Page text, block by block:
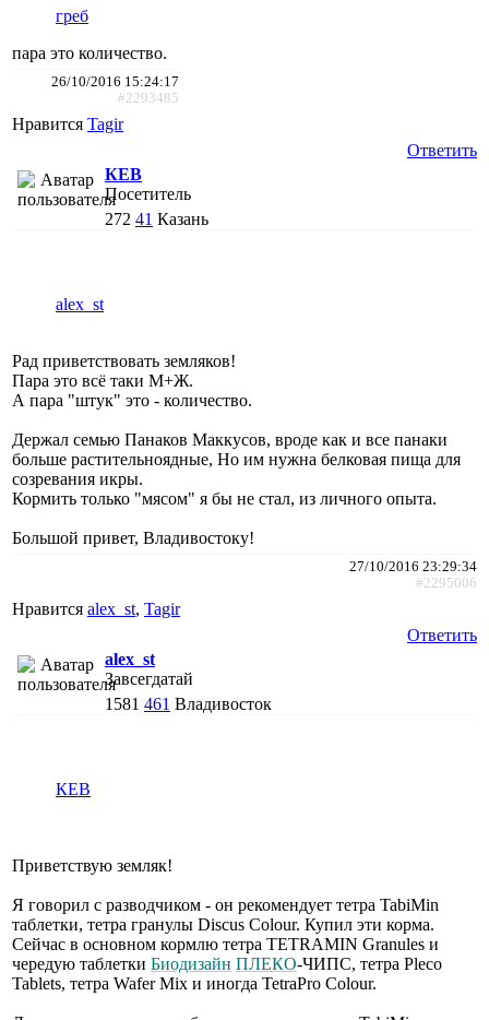
греб
пара это количество.
26/10/2016 15:24:17
#2293485
Нравится Tagir
Ответить
КЕВ
Посетитель
272 41 Казань
alex_st
Рад приветствовать земляков!
Пара это всё таки М+Ж.
А пара "штук" это - количество.
Держал семью Панаков Маккусов, вроде как и все панаки
больше растительноядные, Но им нужна белковая пища для
созревания икры.
Кормить только "мясом" я бы не стал, из личного опыта.
Большой привет, Владивостоку!
27/10/2016 23:29:34
#2295006
Нравится alex_st, Tagir
Ответить
alex_st
Завсегдатай
1581 461 Владивосток
КЕВ
Приветствую земляк!
Я говорил с разводчиком - он рекомендует тетра TabiMin
таблетки, тетра гранулы Discus Colour. Купил эти корма.
Сейчас в основном кормлю тетра TETRAMIN Granules и
чередую таблетки Биодизайн ПЛЕКО-ЧИПС, тетра Pleco
Tablets, тетра Wafer Mix и иногда TetraPro Colour.